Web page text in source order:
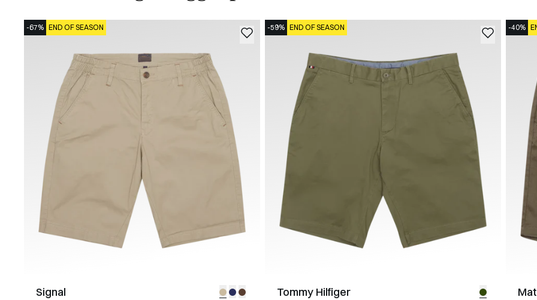
-67% END OF SEASON
Signal
-59% END OF SEASON
Tommy Hilfiger
-40%